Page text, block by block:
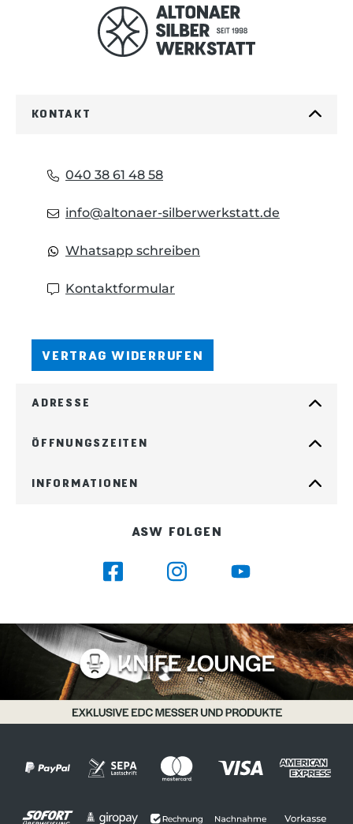
KONTAKT
040 38 61 48 58
info@altonaer-silberwerkstatt.de
Whatsapp schreiben
Kontaktformular
VERTRAG WIDERRUFEN
ADRESSE
ÖFFNUNGSZEITEN
INFORMATIONEN
ASW FOLGEN